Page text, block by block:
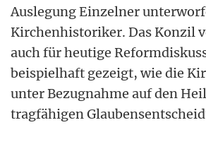
Auslegung Einzelner
Kirchenhistoriker. Das Konzil
auch für heutige
beispielhaft gezeigt, wie die
unter Bezugnahme auf den
tragfähigen